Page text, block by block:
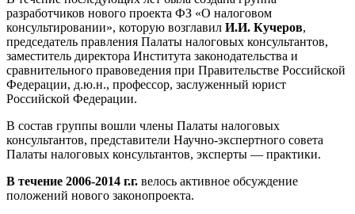
разработчиков нового проекта ФЗ «О налоговом
консультировании», которую возглавил И.И. Кучеров,
председатель правления Палаты налоговых консультантов,
заместитель директора Института законодательства и
сравнительного правоведения при Правительстве Российской
Федерации, д.ю.н., профессор, заслуженный юрист
Российской Федерации.
В состав группы вошли члены Палаты налоговых
консультантов, представители Научно-экспертного совета
Палаты налоговых консультантов, эксперты — практики.
В течение 2006-2014 г.г. велось активное обсуждение
положений нового законопроекта.